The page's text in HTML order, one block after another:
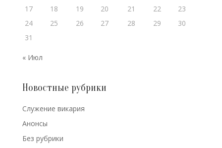
17
18 19 20 21 22
23
24
25 26 27 28 29
30
31
« Июл
Новостные рубрики
Cлужение викария
Анонсы
Без рубрики